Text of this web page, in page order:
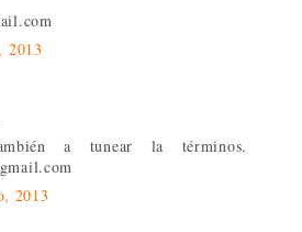
2013
a tunear la términos.
2013